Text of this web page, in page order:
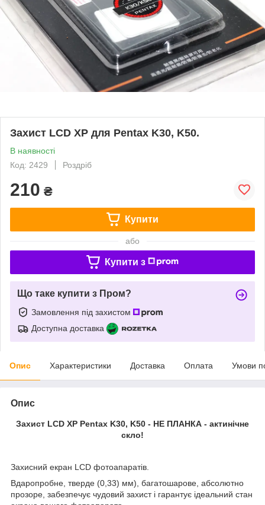
Захист LCD XP для Pentax K30, K50.
В наявності
Код: 2429
Роздріб
210 ₴
Купити
або
Купити з
Що таке купити з Пром?
Замовлення під захистом
Доступна доставка
Опис Характеристики Доставка Оплата Умови
Опис
Захист LCD XP Pentax K30, K50 - НЕ ПЛАНКА - актинічне
скло!
Захисний екран LCD фотоапаратів.
Вдаропробне, тверде (0,33) мм), багатошарове, абсолютно
прозоре, забезпечує чудовий захист і гарантує ідеальний стан